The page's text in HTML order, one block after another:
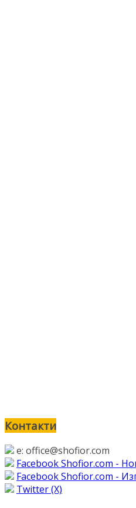
Контакти
e: office@shofior.com
Facebook Shofior.com -
Facebook Shofior.com -
Twitter (Х)